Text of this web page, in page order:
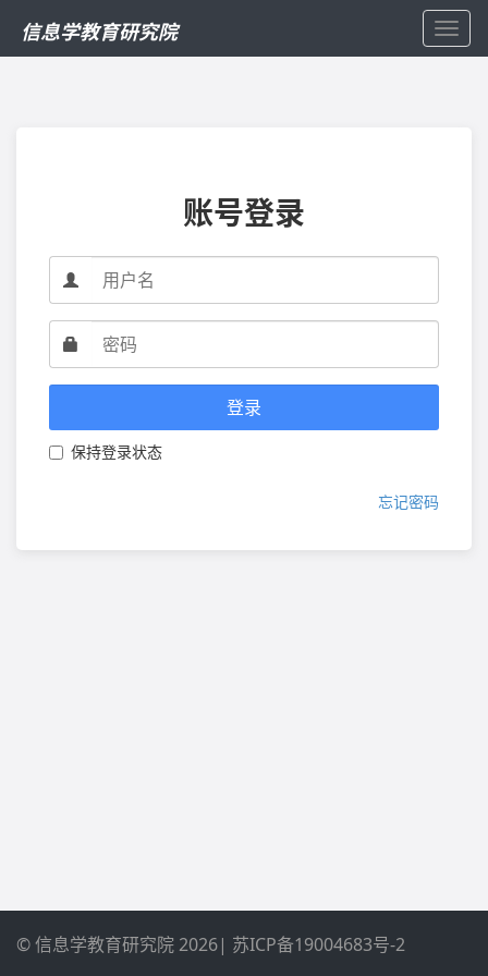
信息学教育研究院
账号登录
登录
保持登录状态
忘记密码
© 信息学教育研究院 2026| 苏ICP备19004683号-2